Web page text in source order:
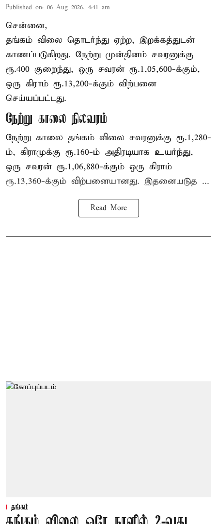
Published on: 06 Aug 2026, 4:41 am
சென்னை,
தங்கம் விலை தொடர்ந்து ஏற்ற, இறக்கத்துடன்
காணப்படுகிறது. நேற்று முன்தினம் சவரனுக்கு
ரூ.400 குறைந்து, ஒரு சவரன் ரூ.1,05,600-க்கும்,
ஒரு கிராம் ரூ.13,200-க்கும் விற்பனை
செய்யப்பட்டது.
நேற்று காலை நிலவரம்
நேற்று காலை தங்கம் விலை சவரனுக்கு ரூ.1,280-
ம், கிராமுக்கு ரூ.160-ம் அதிரடியாக உயர்ந்து,
ஒரு சவரன் ரூ.1,06,880-க்கும் ஒரு கிராம்
ரூ.13,360-க்கும் விற்பனையானது. இதனையடுத ...
Read More
தங்கம்